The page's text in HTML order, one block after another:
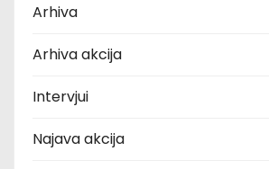
Arhiva
Arhiva akcija
Intervjui
Najava akcija